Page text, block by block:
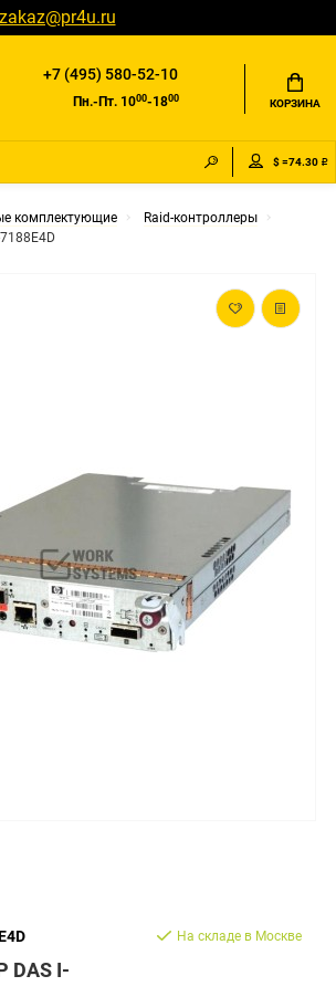
zakaz@pr4u.ru
+7 (495) 580-52-10
Пн.-Пт. 1000-1800 КОРЗИНА
$ =74.30 ₽
комплектующие
Raid-контроллеры
DAS I-
На складе в Москве